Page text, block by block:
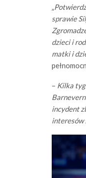
„
sprawie
dzieci i
matki i
– Kilka
incydent
interesów